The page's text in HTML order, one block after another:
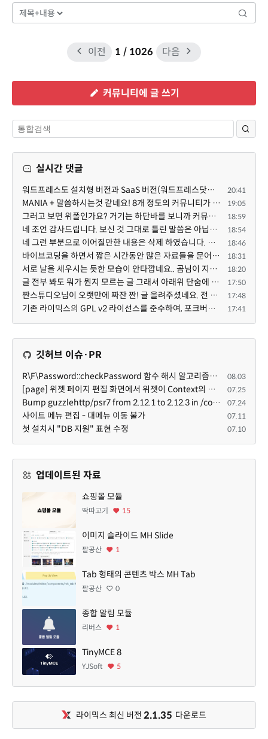
이전 1 / 1026 다음
커뮤니티에 글 쓰기
실시간 댓글
워드프레스도 설치형 버전과 SaaS 버전(워드프레스닷컴)은 다른 점이 많습니다. SaaS로 제공한다면 GPL 라이... 20:41
MANIA + 말씀하시는것 같네요! 8개 정도의 커뮤니티가 저 MANIA+ 기반으로 구축된거로 알고 있습니다. SaaS ... 19:05
그러고 보면 위폴인가요? 거기는 하단바를 보니까 커뮤니티 빌딩 SaaS 솔루션을 사용하고 있는거 같더라고요... 18:59
네 조언 감사드립니다. 보신 것 그대로 틀린 말씀은 아닙니다. 다만, 배포한 것에 대해 흥미가 떨어져서 뒷... 18:54
네 그런 부분으로 이어질만한 내용은 삭제 하였습니다. 불편을 드려 죄송합니다. 저희는 비즈니스 완성할 수... 18:46
바이브코딩을 하면서 짧은 시간동안 많은 자료들을 문어발식 확장하면서 이미 배포한것에대한 흥미가 떨어지... 18:31
서로 날을 세우시는 듯한 모습이 안타깝네요.. 곰님이 지금까지 이끌어주셨던것처럼 안정적인 코어도 필요하... 18:20
글 전부 봐도 뭐가 뭔지 모르는 글 그래서 아래위 단숨에 쭈욱 훝어만 보고 말았지만 참 대단한 정성이예요.... 17:50
짠스튜디오님이 오랫만에 짜잔 짠! 글 올려주셨네요. 전 봐도 잘 모르는 내용이지만 그래도 응원드려요. 17:48
기존 라이믹스의 GPL v2 라이선스를 준수하여, 포크버전도 GPL v2 라이선스로 공개 배포됩니다. 17:41
깃허브 이슈·PR
R\F\Password::checkPassword 함수 해시 알고리즘을 암시적으로 호출하는 경우 Argon2id 해시 비교 실패 08.03
[page] 위젯 페이지 편집 화면에서 위젯이 Context의 module_info를 덮어쓰면 저장이 ERR_ACT_IS_NOT_STANDALONE으로 실패 07.25
Bump guzzlehttp/psr7 from 2.12.1 to 2.12.3 in /common 07.24
사이트 메뉴 편집 - 대메뉴 이동 불가 07.11
첫 설치시 "DB 지원" 표현 수정 07.10
업데이트된 자료
쇼핑몰 모듈
딱따고기 15
이미지 슬라이드 MH Slide
팔공산 1
Tab 형태의 콘텐츠 박스 MH Tab
팔공산 0
종합 알림 모듈
리버스 1
TinyMCE 8
YJSoft 5
라이믹스 최신 버전 2.1.35 다운로드